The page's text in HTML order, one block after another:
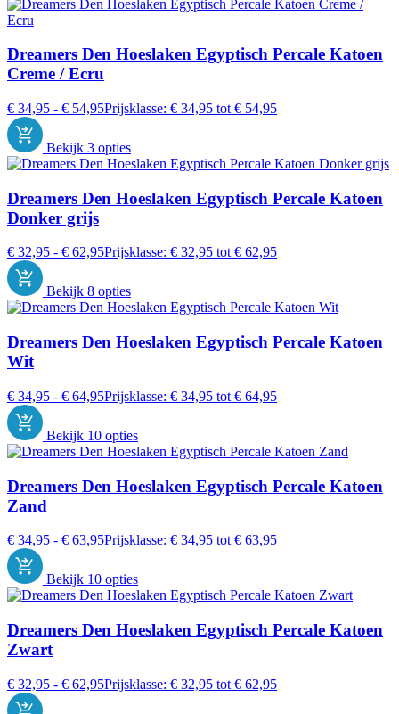
Dreamers Den Hoeslaken Egyptisch Percale Katoen
Creme / Ecru
€ 34,95 - € 54,95Prijsklasse: € 34,95 tot € 54,95
Bekijk 3 opties
Dreamers Den Hoeslaken Egyptisch Percale Katoen
Donker grijs
€ 32,95 - € 62,95Prijsklasse: € 32,95 tot € 62,95
Bekijk 8 opties
Dreamers Den Hoeslaken Egyptisch Percale Katoen
Wit
€ 34,95 - € 64,95Prijsklasse: € 34,95 tot € 64,95
Bekijk 10 opties
Dreamers Den Hoeslaken Egyptisch Percale Katoen
Zand
€ 34,95 - € 63,95Prijsklasse: € 34,95 tot € 63,95
Bekijk 10 opties
Dreamers Den Hoeslaken Egyptisch Percale Katoen
Zwart
€ 32,95 - € 62,95Prijsklasse: € 32,95 tot € 62,95